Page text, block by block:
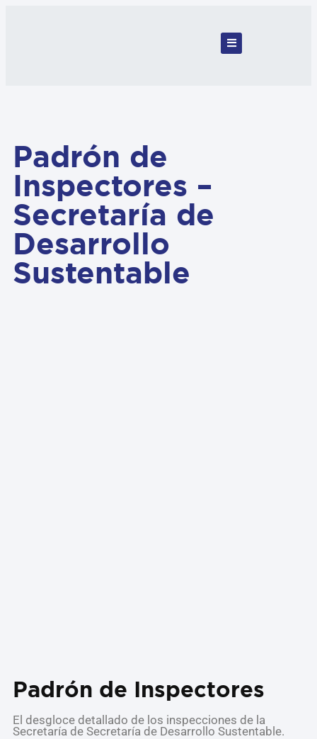
Padrón de
Inspectores –
Secretaría de
Desarrollo
Sustentable
Padrón de Inspectores
El desgloce detallado de los inspecciones de la
Secretaría de Secretaría de Desarrollo Sustentable.